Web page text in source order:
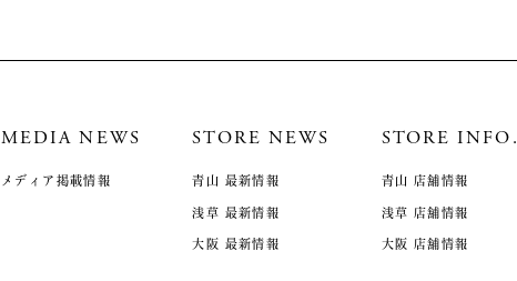
MEDIA NEWS
メディア掲載情報
STORE NEWS
青山 最新情報
浅草 最新情報
大阪 最新情報
STORE INFO.
青山 店舗情報
浅草 店舗情報
大阪 店舗情報